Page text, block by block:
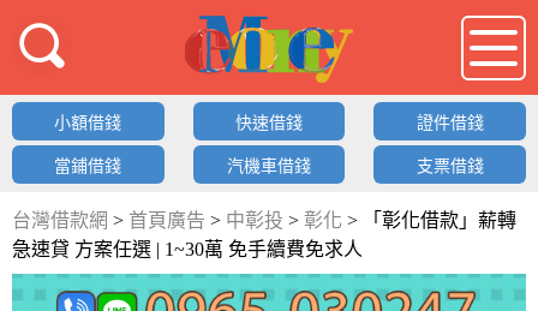
借錢LOGO
小額借錢 快速借錢 證件借錢
當鋪借錢 汽機車借錢 支票借錢
台灣借款網 > 首頁廣告 > 中彰投 > 彰化 >
「彰化借款」薪轉
急速貸 方案任選 | 1~30萬 免手續費免求人